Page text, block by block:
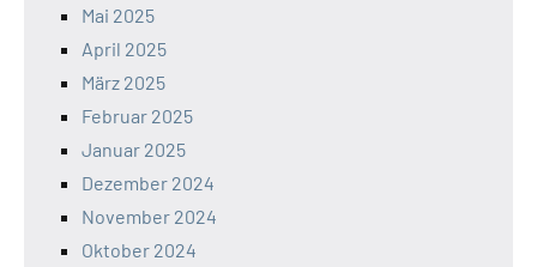
Mai 2025
April 2025
März 2025
Februar 2025
Januar 2025
Dezember 2024
November 2024
Oktober 2024